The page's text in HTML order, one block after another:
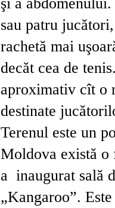
sau patru
rachetă mai
decăt cea de
aproximativ cît o
destinate
Terenul este un
Moldova există
a inaugurat sală
„Kangaroo”.